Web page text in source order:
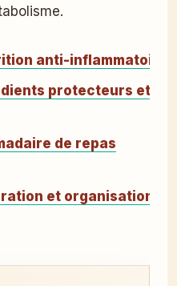
anti-inflammatoire
protecteurs et
de repas
et organisation